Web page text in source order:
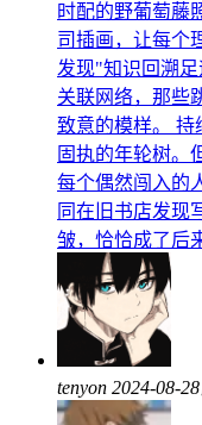
时配的野葡萄藤
司插画，让每个
发现"知识回溯
关联网络，那些
致意的模样。
固执的年轮树。
每个偶然闯入的
同在旧书店发
皱，恰恰成了后
tenyon 2024-08-